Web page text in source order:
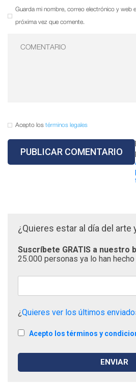
Guarda mi nombre, correo electrónico y web
próxima vez que comente.
Acepto los términos legales
¿Quieres estar al día del arte
Suscríbete GRATIS a nuestro
25.000 personas ya lo han hecho
¿Quieres ver los últimos
Acepto los términos y